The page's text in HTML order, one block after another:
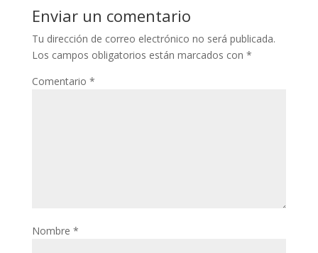
Enviar un comentario
Tu dirección de correo electrónico no será publicada.
Los campos obligatorios están marcados con *
Comentario *
Nombre *